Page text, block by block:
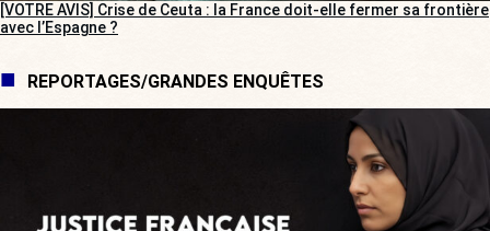
[VOTRE AVIS] Crise de Ceuta : la France doit-elle fermer sa frontière
avec l’Espagne ?
REPORTAGES/GRANDES ENQUÊTES